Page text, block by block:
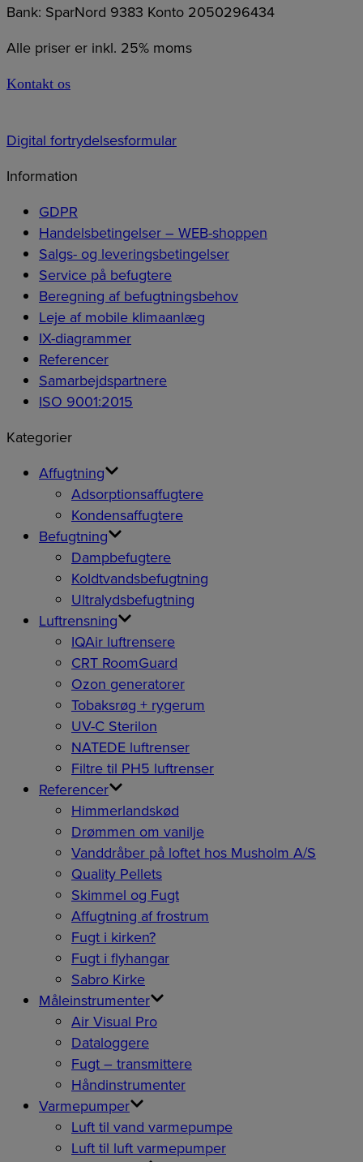
Bank: SparNord 9383 Konto 2050296434
Alle priser er inkl. 25% moms
Kontakt os
Digital fortrydelsesformular
Information
GDPR
Handelsbetingelser – WEB-shoppen
Salgs- og leveringsbetingelser
Service på befugtere
Beregning af befugtningsbehov
Leje af mobile klimaanlæg
IX-diagrammer
Referencer
Samarbejdspartnere
ISO 9001:2015
Kategorier
Affugtning
Adsorptionsaffugtere
Kondensaffugtere
Befugtning
Dampbefugtere
Koldtvandsbefugtning
Ultralydsbefugtning
Luftrensning
IQAir luftrensere
CRT RoomGuard
Ozon generatorer
Tobaksrøg + rygerum
UV-C Sterilon
NATEDE luftrenser
Filtre til PH5 luftrenser
Referencer
Himmerlandskød
Drømmen om vanilje
Vanddråber på loftet hos Musholm A/S
Quality Pellets
Skimmel og Fugt
Affugtning af frostrum
Fugt i kirken?
Fugt i flyhangar
Sabro Kirke
Måleinstrumenter
Air Visual Pro
Dataloggere
Fugt – transmittere
Håndinstrumenter
Varmepumper
Luft til vand varmepumpe
Luft til luft varmepumper